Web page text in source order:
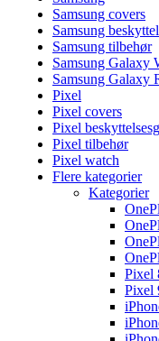
Samsung covers
Samsung
Samsung tilbehør
Samsung Galaxy
Samsung Galaxy
Pixel
Pixel covers
Pixel
Pixel tilbehør
Pixel watch
Flere kategorier
Kategorier
Pixel
Pixel